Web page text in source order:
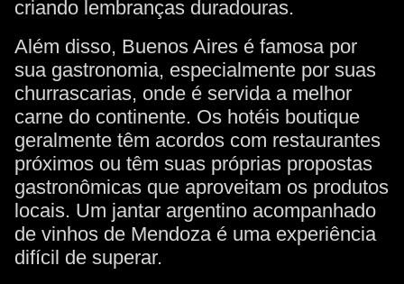
criando lembranças duradouras.
Além disso, Buenos Aires é famosa por
sua gastronomia, especialmente por suas
churrascarias, onde é servida a melhor
carne do continente. Os hotéis boutique
geralmente têm acordos com restaurantes
próximos ou têm suas próprias propostas
gastronômicas que aproveitam os produtos
locais. Um jantar argentino acompanhado
de vinhos de Mendoza é uma experiência
difícil de superar.